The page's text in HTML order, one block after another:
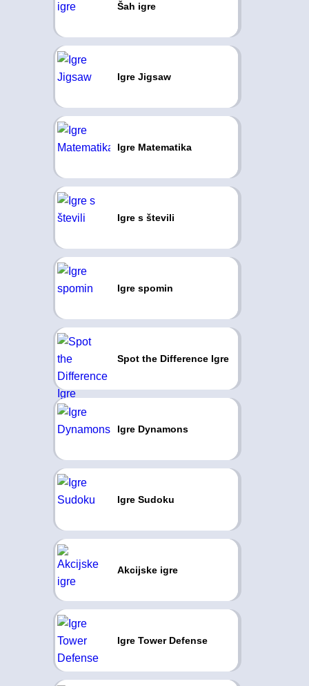
Šah igre
Igre Jigsaw
Igre Matematika
Igre s števili
Igre spomin
Spot the Difference Igre
Igre Dynamons
Igre Sudoku
Akcijske igre
Igre Tower Defense